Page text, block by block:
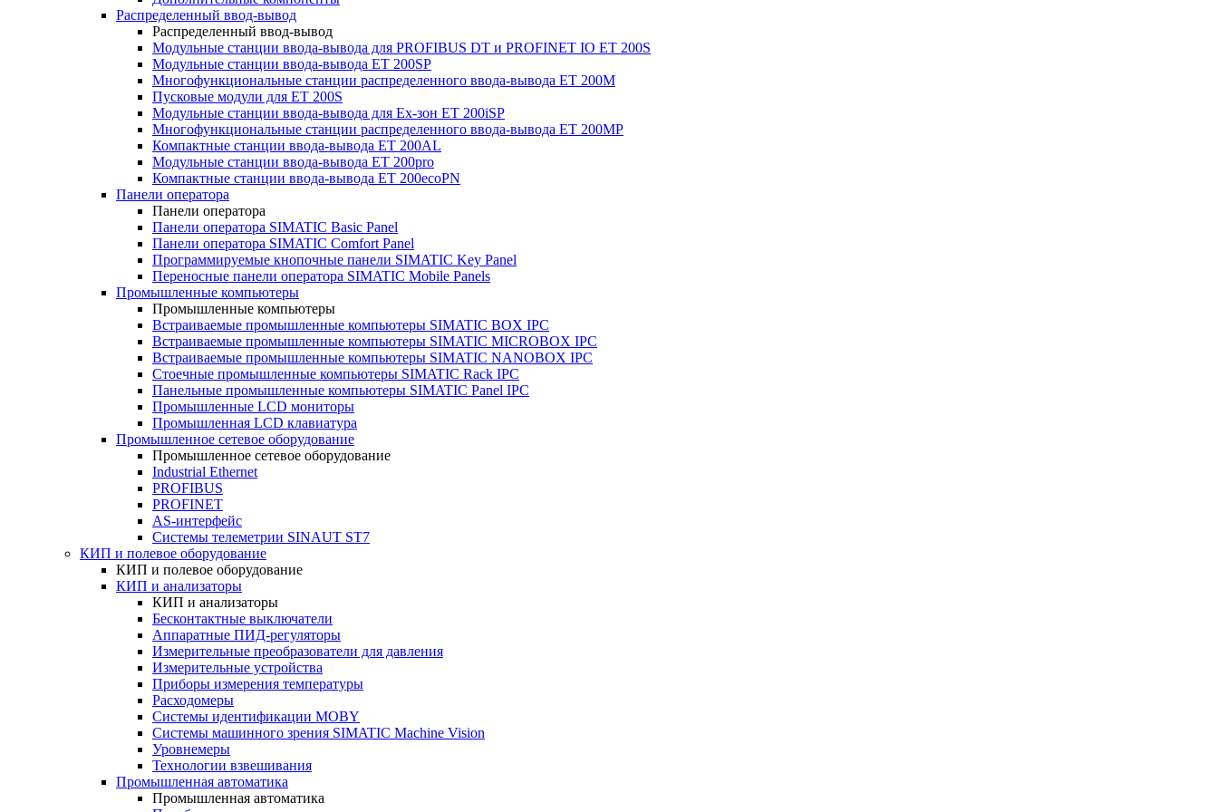
Распределенный ввод-вывод
Распределенный ввод-вывод
Модульные станции ввода-вывода для PROFIBUS DT и PROFINET IO ET 200S
Модульные станции ввода-вывода ET 200SP
Многофункциональные станции распределенного ввода-вывода ET 200M
Пусковые модули для ET 200S
Модульные станции ввода-вывода для Ex-зон ET 200iSP
Многофункциональные станции распределенного ввода-вывода ET 200MP
Компактные станции ввода-вывода ET 200AL
Модульные станции ввода-вывода ET 200pro
Компактные станции ввода-вывода ET 200ecoPN
Панели оператора
Панели оператора
Панели оператора SIMATIC Basic Panel
Панели оператора SIMATIC Comfort Panel
Программируемые кнопочные панели SIMATIC Key Panel
Переносные панели оператора SIMATIC Mobile Panels
Промышленные компьютеры
Промышленные компьютеры
Встраиваемые промышленные компьютеры SIMATIC BOX IPC
Встраиваемые промышленные компьютеры SIMATIC MICROBOX IPC
Встраиваемые промышленные компьютеры SIMATIC NANOBOX IPC
Стоечные промышленные компьютеры SIMATIC Rack IPC
Панельные промышленные компьютеры SIMATIC Panel IPC
Промышленные LCD мониторы
Промышленная LCD клавиатура
Промышленное сетевое оборудование
Промышленное сетевое оборудование
Industrial Ethernet
PROFIBUS
PROFINET
AS-интерфейс
Системы телеметрии SINAUT ST7
КИП и полевое оборудование
КИП и полевое оборудование
КИП и анализаторы
КИП и анализаторы
Бесконтактные выключатели
Аппаратные ПИД-регуляторы
Измерительные преобразователи для давления
Измерительные устройства
Приборы измерения температуры
Расходомеры
Системы идентификации MOBY
Системы машинного зрения SIMATIC Machine Vision
Уровнемеры
Технологии взвешивания
Промышленная автоматика
Промышленная автоматика